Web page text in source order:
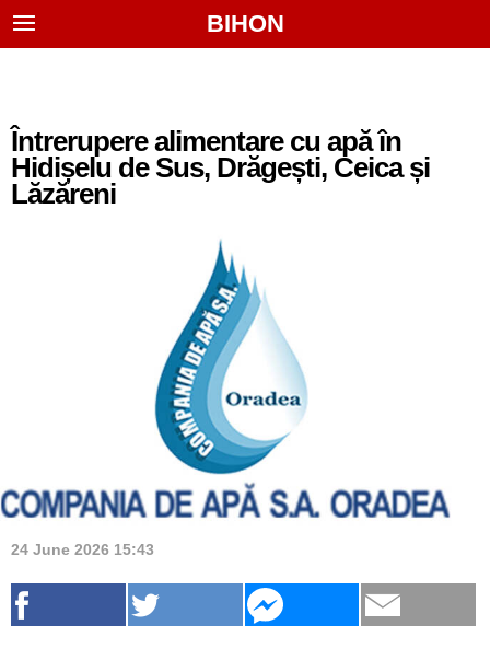
BIHON
Întrerupere alimentare cu apă în
Hidișelu de Sus, Drăgești, Ceica și
Lăzăreni
24 June 2026 15:43